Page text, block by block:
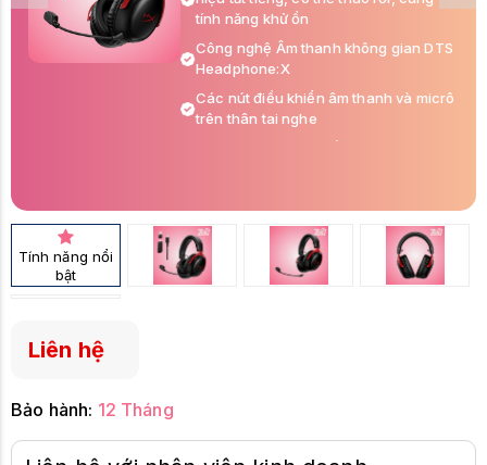
tính năng khử ồn
Công nghệ Âm thanh không gian DTS
Headphone:X
Các nút điều khiển âm thanh và micrô
trên thân tai nghe
Tính năng nổi
bật
Liên hệ
Bảo hành: 12 Tháng